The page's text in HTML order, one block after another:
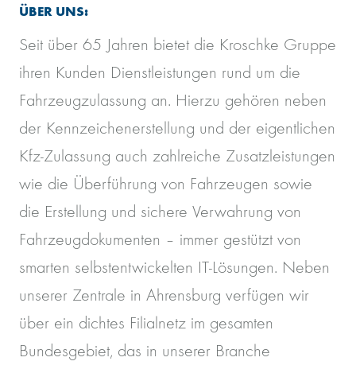
ÜBER UNS:
Seit über 65 Jahren bietet die Kroschke Gruppe
ihren Kunden Dienstleistungen rund um die
Fahrzeugzulassung an. Hierzu gehören neben
der Kennzeichenerstellung und der eigentlichen
Kfz-Zulassung auch zahlreiche Zusatzleistungen
wie die Überführung von Fahrzeugen sowie
die Erstellung und sichere Verwahrung von
Fahrzeugdokumenten – immer gestützt von
smarten selbstentwickelten IT-Lösungen. Neben
unserer Zentrale in Ahrensburg verfügen wir
über ein dichtes Filialnetz im gesamten
Bundesgebiet, das in unserer Branche